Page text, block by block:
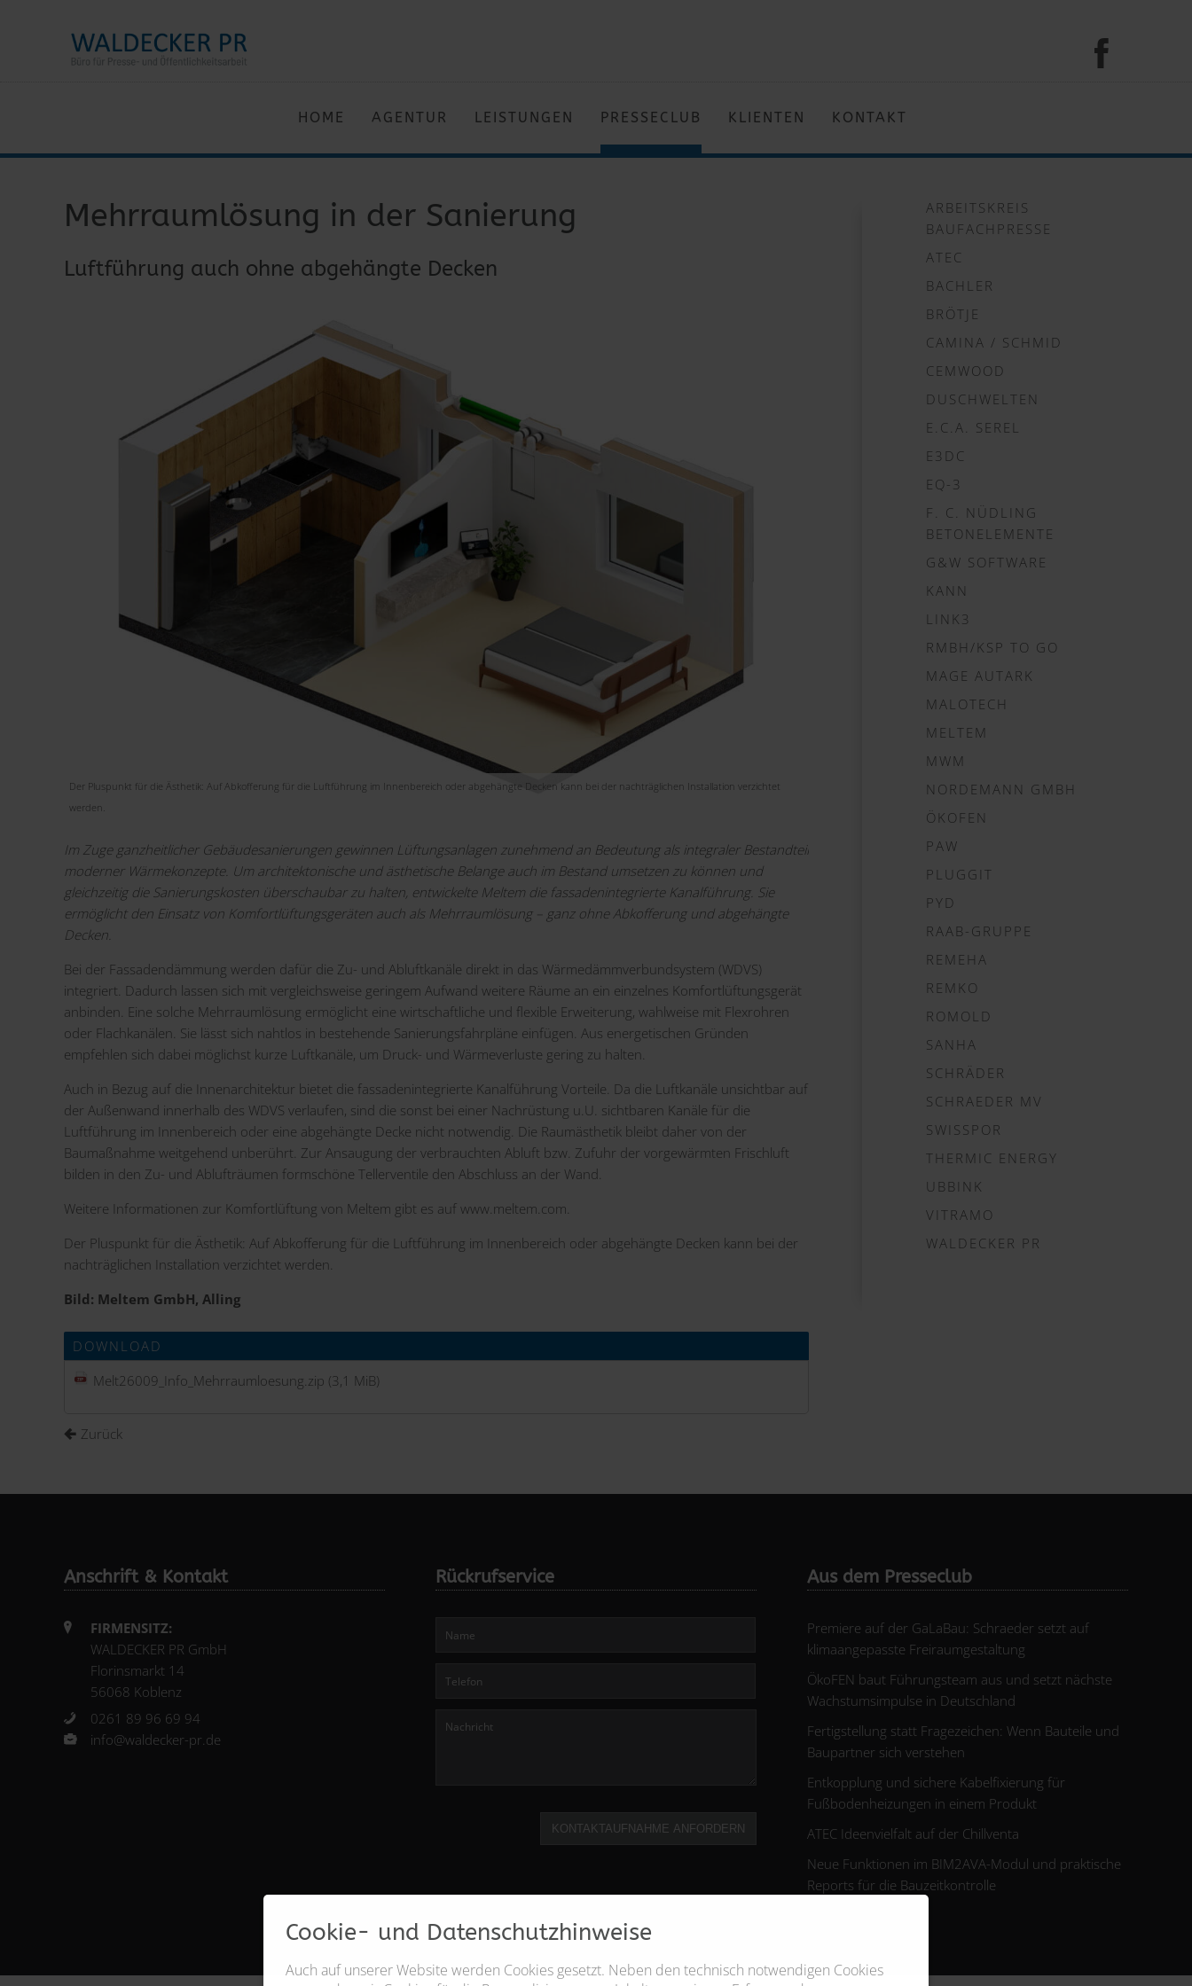
HOME AGENTUR LEISTUNGEN PRESSECLUB KLIENTEN KONTAKT
Mehrraumlösung in der Sanierung
Luftführung auch ohne abgehängte Decken
Der Pluspunkt für die Ästhetik: Auf Abkofferung für die Luftführung im Innenbereich oder abgehängte Decken kann bei der nachträglichen Installation verzichtet
werden.
Im Zuge ganzheitlicher Gebäudesanierungen gewinnen Lüftungsanlagen zunehmend an Bedeutung als integraler Bestandteil
moderner Wärmekonzepte. Um architektonische und ästhetische Belange auch im Bestand umsetzen zu können und
gleichzeitig die Sanierungskosten überschaubar zu halten, entwickelte Meltem die fassadenintegrierte Kanalführung. Sie
ermöglicht den Einsatz von Komfortlüftungsgeräten auch als Mehrraumlösung – ganz ohne Abkofferung und abgehängte
Decken.
Bei der Fassadendämmung werden dafür die Zu- und Abluftkanäle direkt in das Wärmedämmverbundsystem (WDVS)
integriert. Dadurch lassen sich mit vergleichsweise geringem Aufwand weitere Räume an ein einzelnes Komfortlüftungsgerät
anbinden. Eine solche Mehrraumlösung ermöglicht eine wirtschaftliche und flexible Erweiterung, wahlweise mit Flexrohren
oder Flachkanälen. Sie lässt sich nahtlos in bestehende Sanierungsfahrpläne einfügen. Aus energetischen Gründen
empfehlen sich dabei möglichst kurze Luftkanäle, um Druck- und Wärmeverluste gering zu halten.
Auch in Bezug auf die Innenarchitektur bietet die fassadenintegrierte Kanalführung Vorteile. Da die Luftkanäle unsichtbar auf
der Außenwand innerhalb des WDVS verlaufen, sind die sonst bei einer Nachrüstung u.U. sichtbaren Kanäle für die
Luftführung im Innenbereich oder eine abgehängte Decke nicht notwendig. Die Raumästhetik bleibt daher von der
Baumaßnahme weitgehend unberührt. Zur Ansaugung der verbrauchten Abluft bzw. Zufuhr der vorgewärmten Frischluft
bilden in den Zu- und Ablufträumen formschöne Tellerventile den Abschluss an der Wand.
Weitere Informationen zur Komfortlüftung von Meltem gibt es auf www.meltem.com
Der Pluspunkt für die Ästhetik: Auf Abkofferung für die Luftführung im Innenbereich oder abgehängte Decken kann bei der
nachträglichen Installation verzichtet werden.
Bild: Meltem GmbH, Alling
DOWNLOAD
Melt26009_Info_Mehrraumloesung.zip (3,1 MiB)
Zurück
ARBEITSKREIS
BAUFACHPRESSE
ATEC
BACHLER
BRÖTJE
CAMINA / SCHMID
CEMWOOD
DUSCHWELTEN
E.C.A. SEREL
E3DC
EQ-3
F. C. NÜDLING
BETONELEMENTE
G&W SOFTWARE
KANN
LINK3
RMBH/KSP TO GO
MAGE AUTARK
MALOTECH
MELTEM
MWM
NORDEMANN GMBH
ÖKOFEN
PAW
PLUGGIT
PYD
RAAB-GRUPPE
REMEHA
REMKO
ROMOLD
SANHA
SCHRÄDER
SCHRAEDER MV
SWISSPOR
THERMIC ENERGY
UBBINK
VITRAMO
WALDECKER PR
Anschrift & Kontakt
FIRMENSITZ:
WALDECKER PR GmbH
Florinsmarkt 14
56068 Koblenz
0261 89 96 69 94
info@waldecker-pr.de
Rückrufservice
KONTAKTAUFNAHME ANFORDERN
Aus dem Presseclub
Premiere auf der GaLaBau: Schraeder setzt auf
klimaangepasste Freiraumgestaltung
ÖkoFEN baut Führungsteam aus und setzt nächste
Wachstumsimpulse in Deutschland
Fertigstellung statt Fragezeichen: Wenn Bauteile und
Baupartner sich verstehen
Entkopplung und sichere Kabelfixierung für
Fußbodenheizungen in einem Produkt
ATEC Ideenvielfalt auf der Chillventa
Neue Funktionen im BIM2AVA-Modul und praktische
Reports für die Bauzeitkontrolle
Cookie- und Datenschutzhinweise
Auch auf unserer Website werden Cookies gesetzt. Neben den technisch notwendigen Cookies